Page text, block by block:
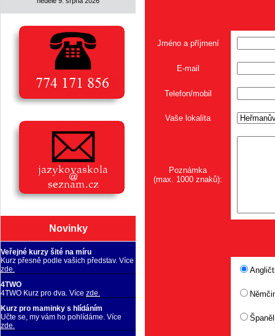
Novinky
Veřejné kurzy šité na míru
Kurz přesně podle vašich představ. Více
zde.
4TWO
4TWO Kurz pro dva. Více zde.
Kurz pro maminky s hlídáním
Učte se, my vám ho pohlídáme. Více
zde.
Jméno a příjmení
E-mail
Telefon/mobil
Vaše lokalita
Poznámka
(max. 1000 znaků):